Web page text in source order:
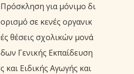
Πρόσκληση για μόνιμο δι
ορισμό σε κενές οργανικ
ές θέσεις σχολικών μονά
δων Γενικής Εκπαίδευση
ς και Ειδικής Αγωγής και